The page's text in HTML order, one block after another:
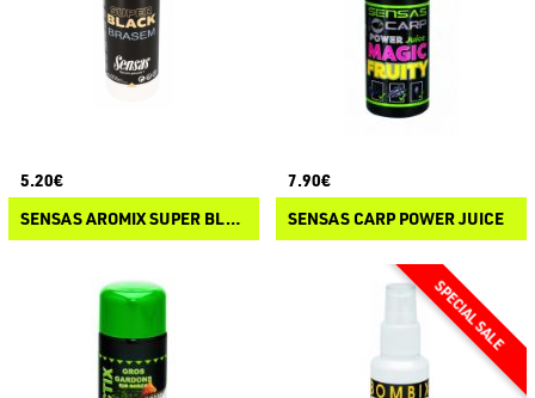
5.20€
SENSAS AROMIX SUPER BLACK
7.90€
SENSAS CARP POWER JUICE